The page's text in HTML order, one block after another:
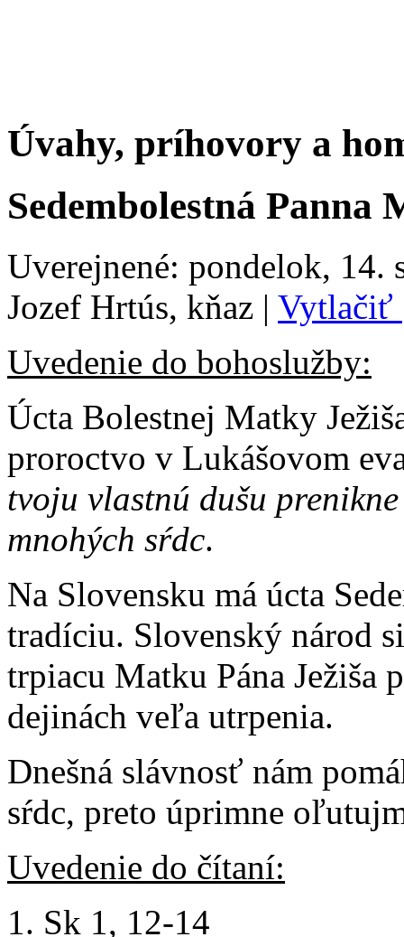
Úvahy, príhovory a
Sedembolestná Panna
Uverejnené: pondelok, 14.
Jozef Hrtús, kňaz | Vytlačiť
Uvedenie do bohoslužby:
Úcta Bolestnej Matky
proroctvo v Lukášovom
tvoju vlastnú dušu prenikne
mnohých sŕdc.
Na Slovensku má úcta
tradíciu. Slovenský národ
trpiacu Matku Pána Ježiša
dejinách veľa utrpenia.
Dnešná slávnosť nám
sŕdc, preto úprimne
Uvedenie do čítaní:
Sk 1, 12-14